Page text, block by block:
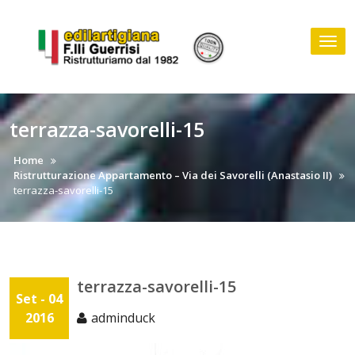
content
terrazza-savorelli-15
Home
Ristrutturazione Appartamento – Via dei Savorelli (Anastasio II)
terrazza-savorelli-15
Set - 04
2016
terrazza-savorelli-15
adminduck